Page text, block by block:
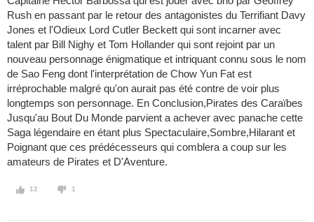
Rush en passant par le retour des antagonistes du Terrifiant Davy
Jones et l'Odieux Lord Cutler Beckett qui sont incarner avec
talent par Bill Nighy et Tom Hollander qui sont rejoint par un
nouveau personnage énigmatique et intriquant connu sous le nom
de Sao Feng dont l'interprétation de Chow Yun Fat est
irréprochable malgré qu'on aurait pas été contre de voir plus
longtemps son personnage. En Conclusion,Pirates des Caraïbes
Jusqu'au Bout Du Monde parvient a achever avec panache cette
Saga légendaire en étant plus Spectaculaire,Sombre,Hilarant et
Poignant que ces prédécesseurs qui comblera a coup sur les
amateurs de Pirates et D'Aventure.
12 1